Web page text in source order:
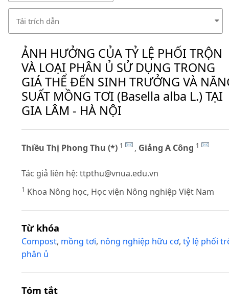
Tải trích dẫn
ẢNH HƯỞNG CỦA TỶ LỆ PHỐI TRỘN
VÀ LOẠI PHÂN Ủ SỬ DỤNG TRONG
GIÁ THỂ ĐẾN SINH TRƯỞNG VÀ
SUẤT MỒNG TƠI (Basella alba L.) TẠI
GIA LÂM - HÀ NỘI
Thiều Thị Phong Thu (*) 1 , Giảng A Công 1
Tác giả liên hệ: ttpthu@vnua.edu.vn
1 Khoa Nông học, Học viện Nông nghiệp Việt Nam
Từ khóa
Compost, mồng tơi, nông nghiệp hữu cơ, tỷ lệ phối
phân ủ
Tóm tắt